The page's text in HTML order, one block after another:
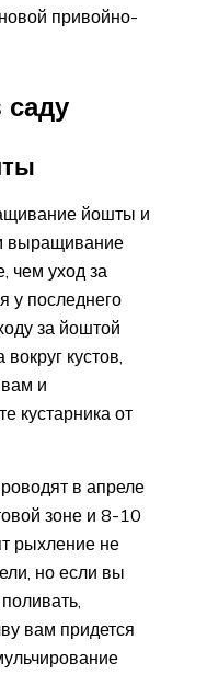
привойно-
йошты и
выращивание
чем уход за
у последнего
за йоштой
кустов,
и
кустарника от
в апреле
зоне и 8-10
рыхление не
но если вы
вам придется